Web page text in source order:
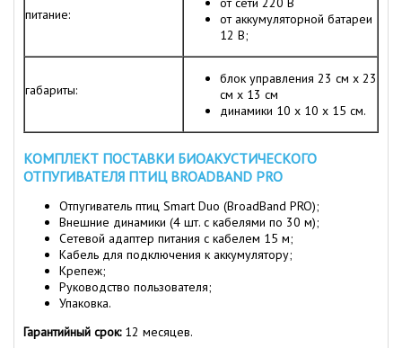
питание:
от аккумуляторной батареи
12 В;
габариты:
блок управления 23 см x 23
см x 13 см
динамики 10 х 10 х 15 см.
КОМПЛЕКТ ПОСТАВКИ БИОАКУСТИЧЕСКОГО
ОТПУГИВАТЕЛЯ ПТИЦ BROADBAND PRO
Отпугиватель птиц Smart Duo (BroadBand PRO);
Внешние динамики (4 шт. с кабелями по 30 м);
Сетевой адаптер питания с кабелем 15 м;
Кабель для подключения к аккумулятору;
Крепеж;
Руководство пользователя;
Упаковка.
Гарантийный срок: 12 месяцев.